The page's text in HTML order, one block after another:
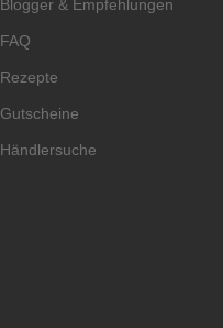
Blogger & Empfehlungen
FAQ
Rezepte
Gutscheine
Händlersuche